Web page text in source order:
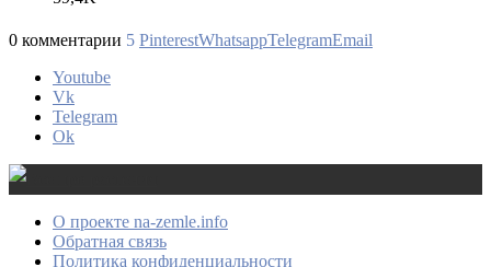
0 комментарии 5 PinterestWhatsappTelegramEmail
Youtube
Vk
Telegram
Ok
О проекте na-zemle.info
Обратная связь
Политика конфиденциальности